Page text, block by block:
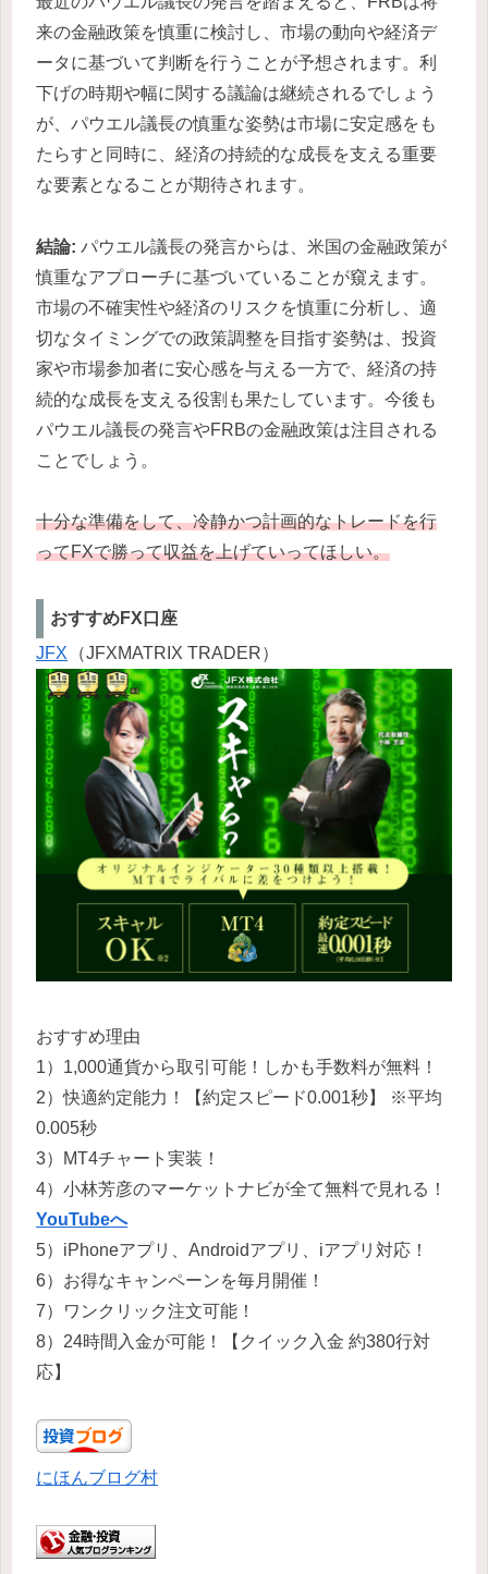
来の金融政策を慎重に検討し、市場の動向や経済デ
ータに基づいて判断を行うことが予想されます。利
下げの時期や幅に関する議論は継続されるでしょう
が、パウエル議長の慎重な姿勢は市場に安定感をも
たらすと同時に、経済の持続的な成長を支える重要
な要素となることが期待されます。
結論: パウエル議長の発言からは、米国の金融政策が
慎重なアプローチに基づいていることが窺えます。
市場の不確実性や経済のリスクを慎重に分析し、適
切なタイミングでの政策調整を目指す姿勢は、投資
家や市場参加者に安心感を与える一方で、経済の持
続的な成長を支える役割も果たしています。今後も
パウエル議長の発言やFRBの金融政策は注目される
ことでしょう。
十分な準備をして、冷静かつ計画的なトレードを行
ってFXで勝って収益を上げていってほしい。
おすすめFX口座
JFX
（JFXMATRIX TRADER）
おすすめ理由
1）1,000通貨から取引可能！しかも手数料が無料！
2）快適約定能力！【約定スピード0.001秒】 ※平均
0.005秒
3）MT4チャート実装！
4）小林芳彦のマーケットナビが全て無料で見れる！
YouTubeへ
5）iPhoneアプリ、Androidアプリ、iアプリ対応！
6）お得なキャンペーンを毎月開催！
7）ワンクリック注文可能！
8）24時間入金が可能！【クイック入金 約380行対
応】
にほんブログ村